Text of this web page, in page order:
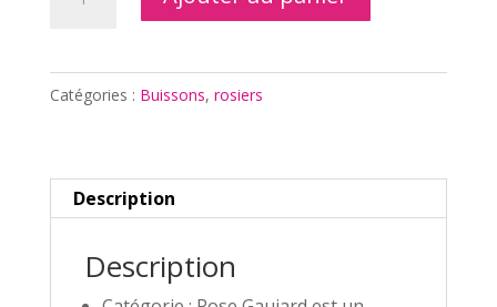
GAUJARD®
Catégories : Buissons, rosiers
Description
Description